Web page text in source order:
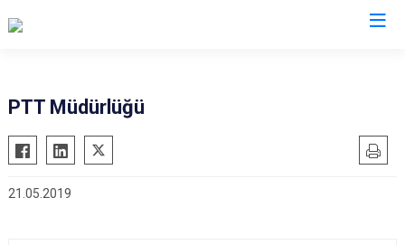
Enez
Havsa
İpsala
PTT Müdürlüğü
21.05.2019